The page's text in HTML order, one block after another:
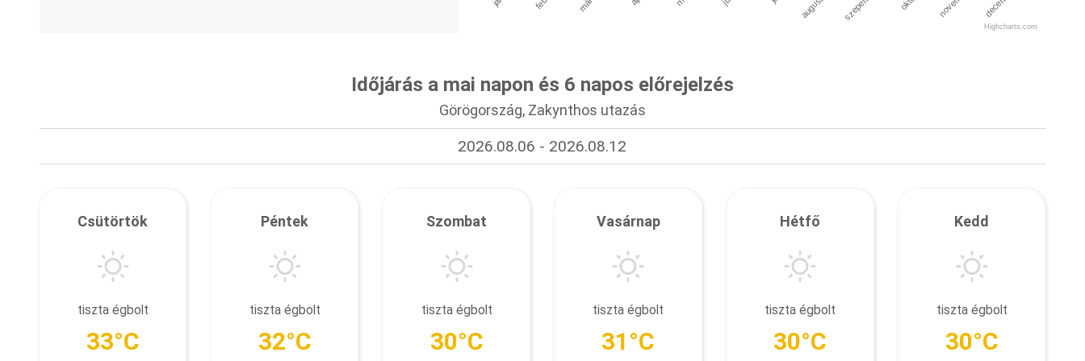
Highcharts.com
Időjárás a mai napon és 6 napos előrejelzés
Görögország, Zakynthos utazás
2026.08.06 - 2026.08.12
Csütörtök
tiszta égbolt
33°C
Péntek
tiszta égbolt
32°C
Szombat
tiszta égbolt
30°C
Vasárnap
tiszta égbolt
31°C
Hétfő
tiszta égbolt
30°C
Kedd
tiszta égbolt
30°C